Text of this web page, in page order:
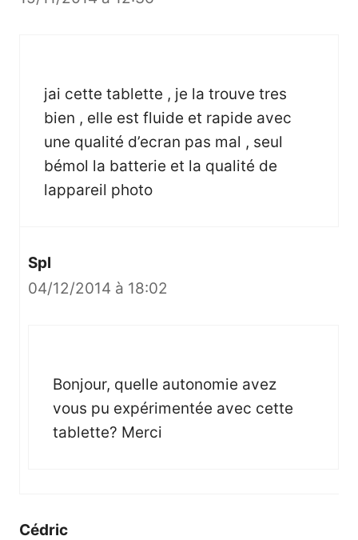
jai cette tablette , je la trouve tres
bien , elle est fluide et rapide avec
une qualité d’ecran pas mal , seul
bémol la batterie et la qualité de
lappareil photo
Spl
04/12/2014 à 18:02
Bonjour, quelle autonomie avez
vous pu expérimentée avec cette
tablette? Merci
Cédric